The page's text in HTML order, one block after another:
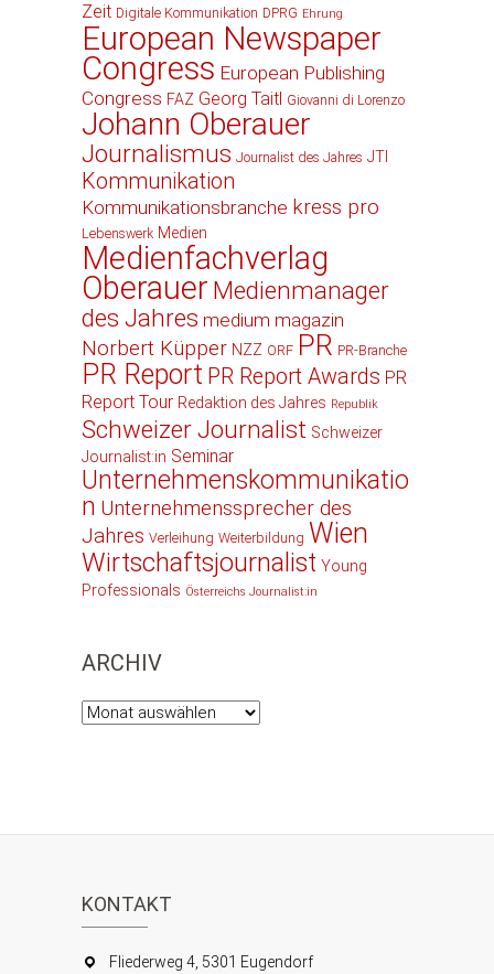
Zeit Digitale Kommunikation DPRG Ehrung
European Newspaper
Congress European Publishing
Congress FAZ Georg Taitl Giovanni di Lorenzo
Johann Oberauer
Journalismus Journalist des Jahres JTI
Kommunikation
Kommunikationsbranche kress pro
Lebenswerk Medien
Medienfachverlag
Oberauer Medienmanager
des Jahres medium magazin
Norbert Küpper NZZ ORF PR PR-Branche
PR Report PR Report Awards PR
Report Tour Redaktion des Jahres Republik
Schweizer Journalist Schweizer
Journalist:in Seminar
Unternehmenskommunikatio
n Unternehmenssprecher des
Jahres Verleihung Weiterbildung Wien
Wirtschaftsjournalist Young
Professionals Österreichs Journalist:in
ARCHIV
Archiv
KONTAKT
Fliederweg 4, 5301 Eugendorf